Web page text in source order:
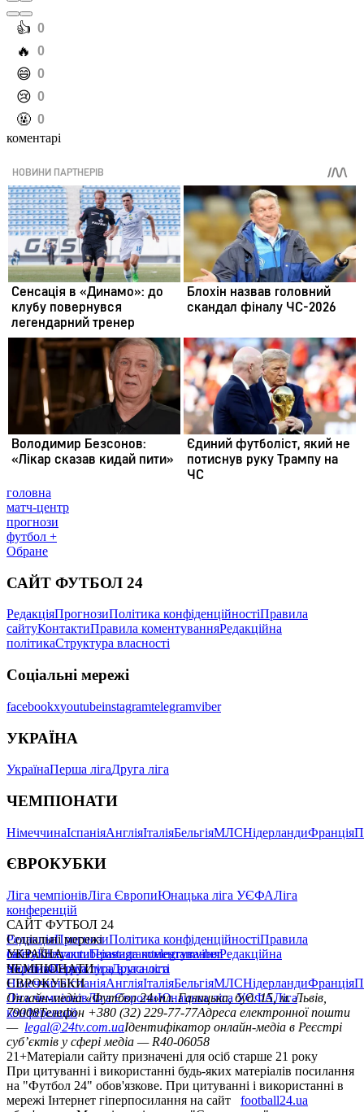
️👍 0
️🔥 0
️😄 0
️😢 0
️🤬 0
коментарі
головна
матч-центр
прогнози
футбол +
Обране
САЙТ ФУТБОЛ 24
РедакціяПрогнозиПолітика конфіденційностіПравила
сайтуКонтактиПравила коментуванняРедакційна
політикаСтруктура власності
Соціальні мережі
facebookxyoutubeinstagramtelegramviber
УКРАЇНА
УкраїнаПерша лігаДруга ліга
ЧЕМПІОНАТИ
НімеччинаІспаніяАнгліяІталіяБельгіяМЛСНідерландиФранція
ЄВРОКУБКИ
Ліга чемпіонівЛіга ЄвропиЮнацька ліга УЄФАЛіга
конференцій
САЙТ ФУТБОЛ 24
РедакціяПрогнозиПолітика конфіденційностіПравила
сайтуКонтактиПравила коментуванняРедакційна
політикаСтруктура власності
Соціальні мережі
facebookxyoutubeinstagramtelegramviber
УКРАЇНА
УкраїнаПерша лігаДруга ліга
ЧЕМПІОНАТИ
НімеччинаІспаніяАнгліяІталіяБельгіяМЛСНідерландиФранція
ЄВРОКУБКИ
Ліга чемпіонівЛіга ЄвропиЮнацька ліга УЄФАЛіга
конференцій
Онлайн-медіа «Футбол 24»пл. Галицька, буд. 15, м. Львів,
79008Телефон +380 (32) 229-77-77Адреса електронної пошти
— legal@24tv.com.uaІдентифікатор онлайн-медіа в Реєстрі
суб’єктів у сфері медіа — R40-06058
21+Матеріали сайту призначені для осіб старше 21 року
При цитуванні і використанні будь-яких матеріалів посилання
на "Футбол 24" обов'язкове. При цитуванні і використанні в
мережі Інтернет гіперпосилання на сайт
football24.ua